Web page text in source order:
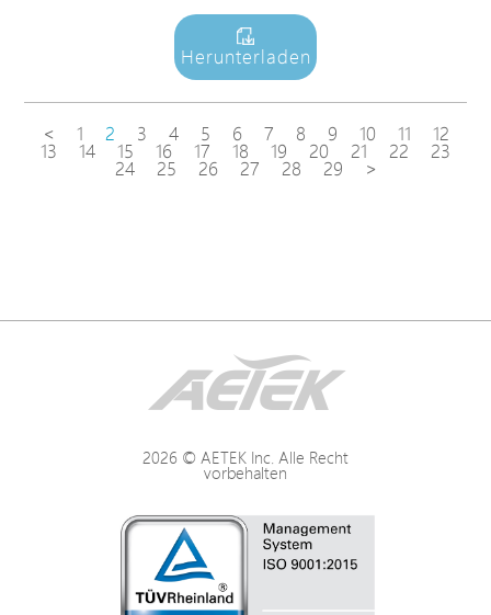
Herunterladen
< 1 2 3 4 5 6 7 8 9 10 11 12
13 14 15 16 17 18 19 20 21 22 23
24 25 26 27 28 29 >
2026 © AETEK Inc. Alle Recht
vorbehalten